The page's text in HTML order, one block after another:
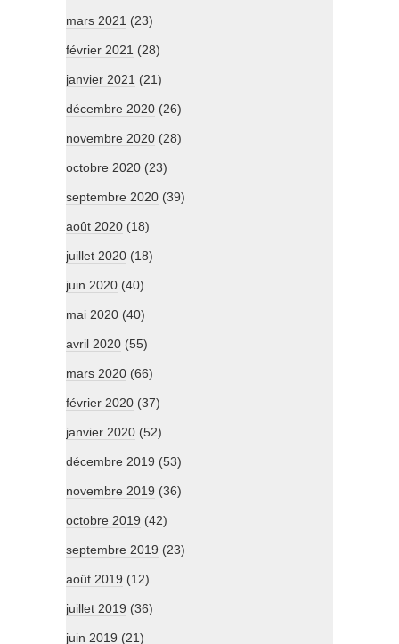
mars 2021 (23)
février 2021 (28)
janvier 2021 (21)
décembre 2020 (26)
novembre 2020 (28)
octobre 2020 (23)
septembre 2020 (39)
août 2020 (18)
juillet 2020 (18)
juin 2020 (40)
mai 2020 (40)
avril 2020 (55)
mars 2020 (66)
février 2020 (37)
janvier 2020 (52)
décembre 2019 (53)
novembre 2019 (36)
octobre 2019 (42)
septembre 2019 (23)
août 2019 (12)
juillet 2019 (36)
juin 2019 (21)